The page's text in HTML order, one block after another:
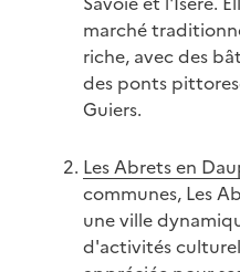
marché
riche, avec des
des ponts
Guiers.
Les Abrets en
communes, Les
une ville
d'activités